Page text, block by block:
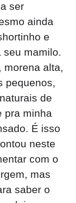
ser
ainda
e
seu mamilo.
morena alta,
pequenos,
de
pra minha
É isso
neste
com o
mas
saber o